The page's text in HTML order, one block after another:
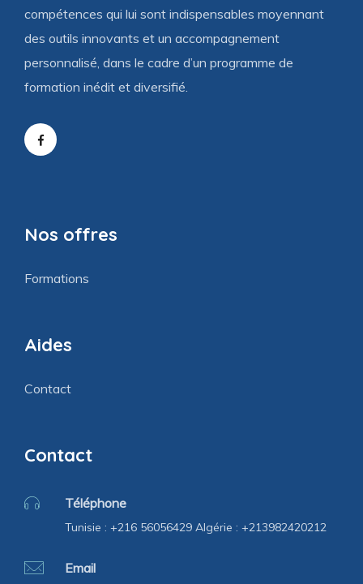
compétences qui lui sont indispensables moyennant
des outils innovants et un accompagnement
personnalisé, dans le cadre d’un programme de
formation inédit et diversifié.
Nos offres
Formations
Aides
Contact
Contact
Téléphone
Tunisie : +216 56056429 Algérie : +213982420212
Email